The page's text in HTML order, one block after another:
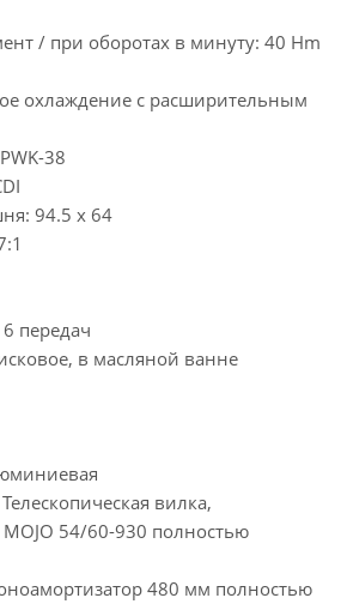
/ при оборотах в минуту: 40 Hm
охлаждение c расширительным
38
94.5 x 64
передач
в масляной ванне
вилка,
MOJO 54/60-930 полностью
480 мм полностью